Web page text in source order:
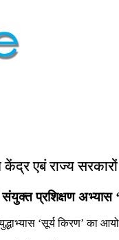
एबं राज्य सरकारों
प्रशिक्षण अभ्‍यास
‘सूर्य किरण’ का